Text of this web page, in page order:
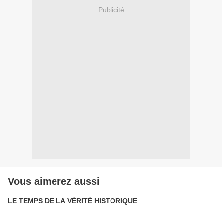
Publicité
Vous aimerez aussi
LE TEMPS DE LA VÉRITÉ HISTORIQUE